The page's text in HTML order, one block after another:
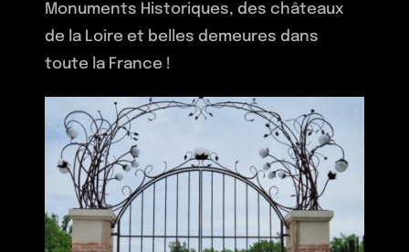
Monuments Historiques, des châteaux
de la Loire et belles demeures dans
toute la France !